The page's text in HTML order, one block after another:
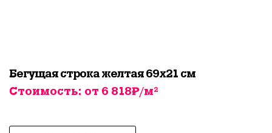
Бегущая строка желтая 69х21 см
Стоимость: от 6 818₽/м²